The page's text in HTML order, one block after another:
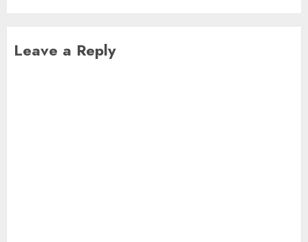
Leave a Reply